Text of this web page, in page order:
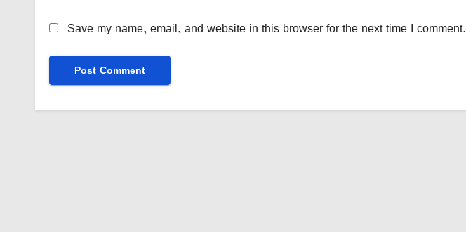
Save my name, email, and website in this browser for the next time I comment.